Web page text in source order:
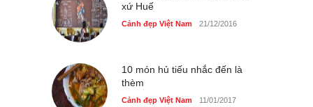
xứ Huế
Cảnh đẹp Việt Nam 21/12/2016
10 món hủ tiếu nhắc đến là
thèm
Cảnh đẹp Việt Nam 11/01/2017